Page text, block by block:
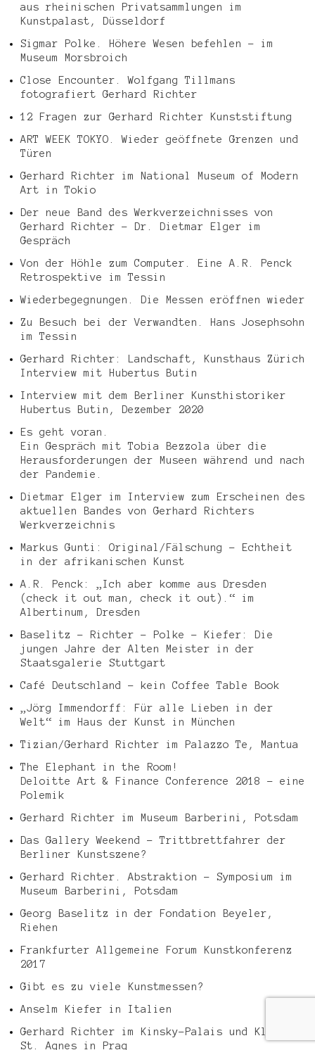
aus rheinischen Privatsammlungen im
Kunstpalast, Düsseldorf
Sigmar Polke. Höhere Wesen befehlen – im
Museum Morsbroich
Close Encounter. Wolfgang Tillmans
fotografiert Gerhard Richter
12 Fragen zur Gerhard Richter Kunststiftung
ART WEEK TOKYO. Wieder geöffnete Grenzen und
Türen
Gerhard Richter im National Museum of Modern
Art in Tokio
Der neue Band des Werkverzeichnisses von
Gerhard Richter – Dr. Dietmar Elger im
Gespräch
Von der Höhle zum Computer. Eine A.R. Penck
Retrospektive im Tessin
Wiederbegegnungen. Die Messen eröffnen wieder
Zu Besuch bei der Verwandten. Hans Josephsohn
im Tessin
Gerhard Richter: Landschaft, Kunsthaus Zürich
Interview mit Hubertus Butin
Interview mit dem Berliner Kunsthistoriker
Hubertus Butin, Dezember 2020
Es geht voran.
Ein Gespräch mit Tobia Bezzola über die
Herausforderungen der Museen während und nach
der Pandemie.
Dietmar Elger im Interview zum Erscheinen des
aktuellen Bandes von Gerhard Richters
Werkverzeichnis
Markus Gunti: Original/Fälschung – Echtheit
in der afrikanischen Kunst
A.R. Penck: „Ich aber komme aus Dresden
(check it out man, check it out).“ im
Albertinum, Dresden
Baselitz – Richter – Polke – Kiefer: Die
jungen Jahre der Alten Meister in der
Staatsgalerie Stuttgart
Café Deutschland – kein Coffee Table Book
„Jörg Immendorff: Für alle Lieben in der
Welt“ im Haus der Kunst in München
Tizian/Gerhard Richter im Palazzo Te, Mantua
The Elephant in the Room!
Deloitte Art & Finance Conference 2018 – eine
Polemik
Gerhard Richter im Museum Barberini, Potsdam
Das Gallery Weekend – Trittbrettfahrer der
Berliner Kunstszene?
Gerhard Richter. Abstraktion – Symposium im
Museum Barberini, Potsdam
Georg Baselitz in der Fondation Beyeler,
Riehen
Frankfurter Allgemeine Forum Kunstkonferenz
2017
Gibt es zu viele Kunstmessen?
Anselm Kiefer in Italien
Gerhard Richter im Kinsky-Palais und Kloster
St. Agnes in Prag